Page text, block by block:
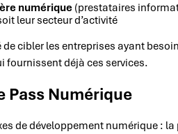
numérique (prestataires
leur secteur d’activité
cibler les entreprises ayant
déjà ces services.
Pass Numérique
de développement numérique :